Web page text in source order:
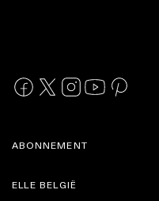
ABONNEMENT
ELLE BELGIË